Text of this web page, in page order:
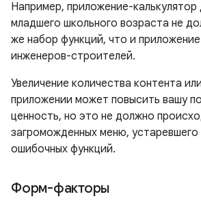
Например, приложение-калькулятор
младшего школьного возраста не
же набор функций, что и
инженеров-строителей.
Увеличение количества контента
приложении может повысить вашу
ценность, но это не должно
загроможденных меню, устаревшего
ошибочных функций.
Форм-факторы